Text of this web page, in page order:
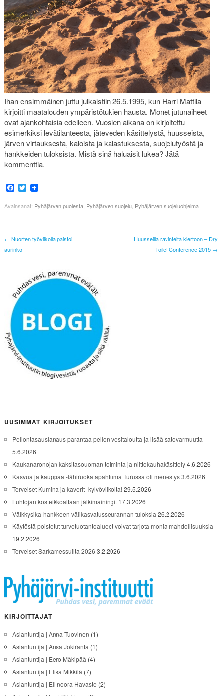
Ihan ensimmäinen juttu julkaistiin 26.5.1995, kun Harri Mattila
kirjoitti maatalouden ympäristötukien hausta. Monet jutunaiheet
ovat ajankohtaisia edelleen. Vuosien aikana on kirjoitettu
esimerkiksi levätilanteesta, jäteveden käsittelystä, huusseista,
järven virtauksesta, kaloista ja kalastuksesta, suojelutyöstä ja
hankkeiden tuloksista. Mistä sinä haluaisit lukea? Jätä
kommenttia.
Facebook
Twitter
Avainsanat: Pyhäjärven puolesta, Pyhäjärven suojelu, Pyhäjärven suojeluohjelma
← Nuorten työviikolla paistoi
aurinko
Huusseilla ravinteita kiertoon – Dry
Toilet Conference 2015 →
UUSIMMAT KIRJOITUKSET
Pellontasauslanaus parantaa pellon vesitaloutta ja lisää satovarmuutta
5.6.2026
Kaukanaronojan kaksitasouoman toiminta ja niittokauhakäsittely4.6.2026
Kasvua ja kauppaa -lähiruokatapahtuma Turussa oli menestys3.6.2026
Terveiset Kumina ja kaverit -kylvöviikolta!29.5.2026
Luhtojan kosteikkoaltaan jälkimainingit 17.3.2026
Välkkysika-hankkeen välikasvatusseurannan tuloksia 26.2.2026
Käytöstä poistetut turvetuotantoalueet voivat tarjota monia mahdollisuuksia
19.2.2026
Terveiset Sarkamessuilta 2026 3.2.2026
KIRJOITTAJAT
Asiantuntija | Anna Tuovinen (1)
Asiantuntija | Ansa Jokiranta (1)
Asiantuntija | Eero Mäkipää (4)
Asiantuntija | Elisa Mikkilä (7)
Asiantuntija | Ellinoora Havaste (2)